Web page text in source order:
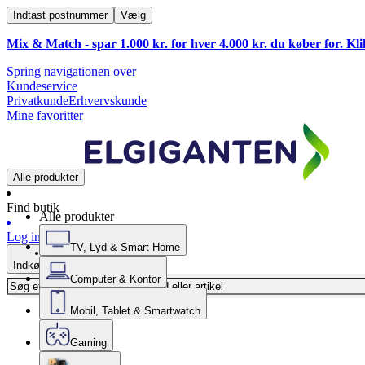
Indtast postnummer Vælg
Mix & Match - spar 1.000 kr. for hver 4.000 kr. du køber for.
Spring navigationen over
Kundeservice
PrivatkundeErhvervskunde
Mine favoritter
Alle produkter
Find butik
Log ind
Indkøbskurv
Alle produkter
TV, Lyd & Smart Home
Computer & Kontor
Mobil, Tablet & Smartwatch
Gaming